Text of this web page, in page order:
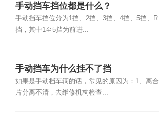
手动挡车挡位都是什么？
手动挡车挡位分为1挡、2挡、3挡、4挡、5挡、R
挡，其中1至5挡为前进...
手动挡车为什么挂不了挡
如果是手动档车辆的话，常见的原因为：1、离合
片分离不清，去维修机构检查...